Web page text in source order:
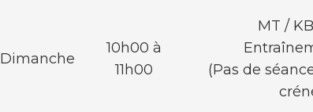
Dimanche
10h00 à
11h00
MT /
(Pas de